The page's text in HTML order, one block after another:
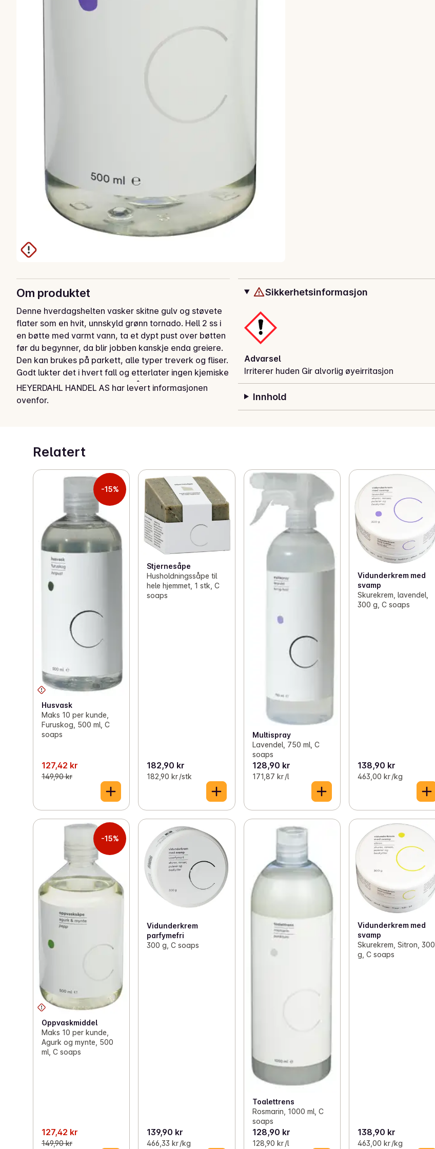
Om produktet
Denne hverdagshelten vasker skitne gulv og støvete
flater som en hvit, unnskyld grønn tornado. Hell 2 ss i
en bøtte med varmt vann, ta et dypt pust over bøtten
før du begynner, da blir jobben kanskje enda greiere.
Den kan brukes på parkett, alle typer treverk og fliser.
Godt lukter det i hvert fall og etterlater ingen kjemiske
skumle spor. En mild universalsåpe til alt i hjemmet og i
garasjen og i hagen.
HEYERDAHL HANDEL AS har levert informasjonen
ovenfor.
Sikkerhetsinformasjon
Advarsel
Irriterer huden Gir alvorlig øyeirritasjon
Innhold
Relatert
-15%
Husvask
Maks 10 per kunde,
Furuskog, 500 ml, C
soaps
127,42 kr
149,90 kr
Stjernesåpe
Husholdningssåpe til
hele hjemmet, 1 stk, C
soaps
182,90 kr
182,90 kr /stk
Multispray
Lavendel, 750 ml, C
soaps
128,90 kr
171,87 kr /l
Vidunderkrem med
svamp
Skurekrem, lavendel,
300 g, C soaps
138,90 kr
463,00 kr /kg
-15%
Oppvaskmiddel
Maks 10 per kunde,
Agurk og mynte, 500
ml, C soaps
127,42 kr
149,90 kr
Vidunderkrem
parfymefri
300 g, C soaps
139,90 kr
466,33 kr /kg
Toalettrens
Rosmarin, 1000 ml, C
soaps
128,90 kr
128,90 kr /l
Vidunderkrem med
svamp
Skurekrem, Sitron, 300
g, C soaps
138,90 kr
463,00 kr /kg